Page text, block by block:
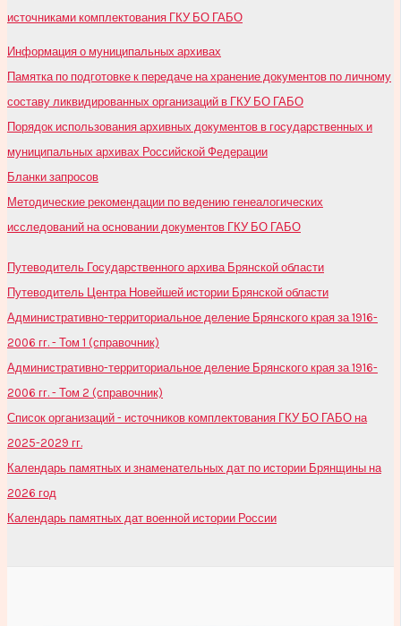
источниками комплектования ГКУ БО ГАБО
Информация о муниципальных архивах
Памятка по подготовке к передаче на хранение документов по личному
составу ликвидированных организаций в ГКУ БО ГАБО
Порядок использования архивных документов в государственных и
муниципальных архивах Российской Федерации
Бланки запросов
Методические рекомендации по ведению генеалогических
исследований на основании документов ГКУ БО ГАБО
Путеводитель Государственного архива Брянской области
Путеводитель Центра Новейшей истории Брянской области
Административно-территориальное деление Брянского края за 1916-
2006 гг. - Том 1 (справочник)
Административно-территориальное деление Брянского края за 1916-
2006 гг. - Том 2 (справочник)
Список организаций - источников комплектования ГКУ БО ГАБО на
2025-2029 гг.
Календарь памятных и знаменательных дат по истории Брянщины на
2026 год
Календарь памятных дат военной истории России